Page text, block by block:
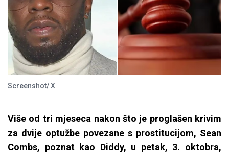
Screenshot/ X
Više od tri mjeseca nakon što je proglašen krivim
za dvije optužbe povezane s prostitucijom, Sean
Combs, poznat kao Diddy, u petak, 3. oktobra,